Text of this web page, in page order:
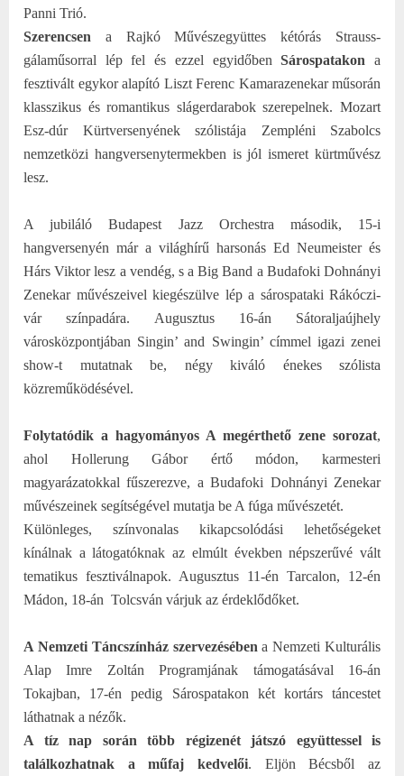
Panni Trió.
Szerencsen a Rajkó Művészegyüttes kétórás Strauss-
gálaműsorral lép fel és ezzel egyidőbenSárospatakon a
fesztivált egykor alapító Liszt Ferenc Kamarazenekar műsorán
klasszikus és romantikus slágerdarabok szerepelnek. Mozart
Esz-dúr Kürtversenyének szólistája Zempléni Szabolcs
nemzetközi hangversenytermekben is jól ismeret kürtművész
lesz.
A jubiláló Budapest Jazz Orchestra második, 15-i
hangversenyén már a világhírű harsonás Ed Neumeister és
Hárs Viktor lesz a vendég, s a Big Band a Budafoki Dohnányi
Zenekar művészeivel kiegészülve lép a sárospataki Rákóczi-
vár színpadára. Augusztus 16-án Sátoraljaújhely
városközpontjában Singin’ and Swingin’ címmel igazi zenei
show-t mutatnak be, négy kiváló énekes szólista
közreműködésével.
Folytatódik a hagyományos A megérthető zene sorozat,
ahol Hollerung Gábor értő módon, karmesteri
magyarázatokkal fűszerezve, a Budafoki Dohnányi Zenekar
művészeinek segítségével mutatja be A fúga művészetét.
Különleges, színvonalas kikapcsolódási lehetőségeket
kínálnak a látogatóknak az elmúlt években népszerűvé vált
tematikus fesztiválnapok. Augusztus 11-én Tarcalon, 12-én
Mádon, 18-án Tolcsván várjuk az érdeklődőket.
A Nemzeti Táncszínház szervezésében a Nemzeti Kulturális
Alap Imre Zoltán Programjának támogatásával 16-án
Tokajban, 17-én pedig Sárospatakon két kortárs táncestet
láthatnak a nézők.
A tíz nap során több régizenét játszó együttessel is
találkozhatnak a műfaj kedvelői. Eljön Bécsből az